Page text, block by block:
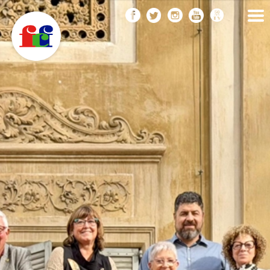
Vés
al
contingut
FEDERACIÓ CATALANA
DE FOTOGRAFIA
F
C
F